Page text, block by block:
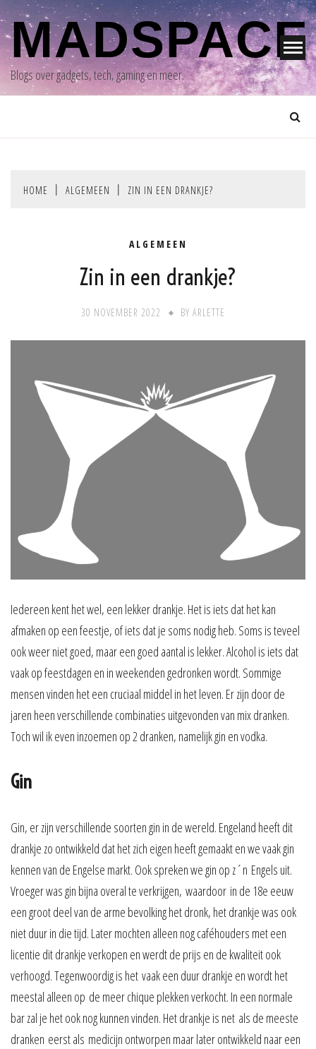
Skip
content
MADSPACE
Blogs over gadgets, tech, gaming en meer.
HOME ALGEMEEN ZIN IN EEN DRANKJE?
ALGEMEEN
Zin in een drankje?
30 NOVEMBER 2022 BY ARLETTE
Iedereen kent het wel, een lekker drankje. Het is iets dat het kan
afmaken op een feestje, of iets dat je soms nodig heb. Soms is teveel
ook weer niet goed, maar een goed aantal is lekker. Alcohol is iets dat
vaak op feestdagen en in weekenden gedronken wordt. Sommige
mensen vinden het een cruciaal middel in het leven. Er zijn door de
jaren heen verschillende combinaties uitgevonden van mix dranken.
Toch wil ik even inzoemen op 2 dranken, namelijk gin en vodka.
Gin
Gin, er zijn verschillende soorten gin in de wereld. Engeland heeft dit
drankje zo ontwikkeld dat het zich eigen heeft gemaakt en we vaak gin
kennen van de Engelse markt. Ook spreken we gin op z´n Engels uit.
Vroeger was gin bijna overal te verkrijgen, waardoor in de 18e eeuw
een groot deel van de arme bevolking het dronk, het drankje was ook
niet duur in die tijd. Later mochten alleen nog caféhouders met een
licentie dit drankje verkopen en werdt de prijs en de kwaliteit ook
verhoogd. Tegenwoordig is het vaak een duur drankje en wordt het
meestal alleen op de meer chique plekken verkocht. In een normale
bar zal je het ook nog kunnen vinden. Het drankje is net als de meeste
dranken eerst als medicijn ontworpen maar later ontwikkeld naar een